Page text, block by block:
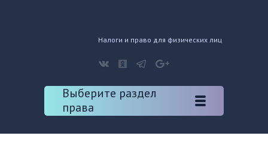
Налоги и право для физических лиц
Выберите раздел
права